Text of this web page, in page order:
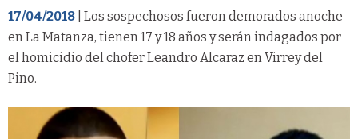
17/04/2018 | Los sospechosos fueron demorados anoche
en La Matanza, tienen 17 y 18 años y serán indagados por
el homicidio del chofer Leandro Alcaraz en Virrey del
Pino.